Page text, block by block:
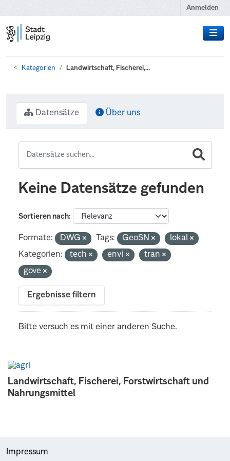
Anmelden
Kategorien Landwirtschaft, Fischerei,...
Landwirtschaft, Fischerei, Forstwirtschaft und
Nahrungsmittel
Datensätze Über uns
Keine Datensätze gefunden
Sortieren nach
Formate: DWG Tags: GeoSN
lokal
Kategorien:
tech envi
tran
gove
Ergebnisse filtern
Bitte versuch es mit einer anderen Suche.
Impressum